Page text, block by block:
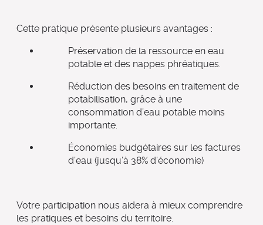
Cette pratique présente plusieurs avantages :
Préservation de la ressource en eau
potable et des nappes phréatiques.
Réduction des besoins en traitement de
potabilisation, grâce à une
consommation d’eau potable moins
importante.
Économies budgétaires sur les factures
d’eau (jusqu’à 38% d’économie)
Votre participation nous aidera à mieux comprendre
les pratiques et besoins du territoire.